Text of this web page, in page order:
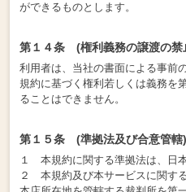
ができるものとします。
第１４条 (権利義務の譲渡の禁
利用者は、当社の書面による事前
規約に基づく権利若しくは義務を
ることはできません。
第１５条 (準拠法及び合意管轄)
１ 本規約に関する準拠法は、日本
２ 本規約及び本サービスに関す